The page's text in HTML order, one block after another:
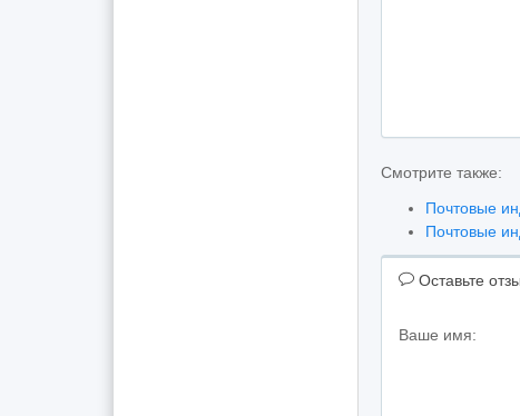
Смотрите также:
Почтовые
Почтовые
Оставьте
Ваше имя: